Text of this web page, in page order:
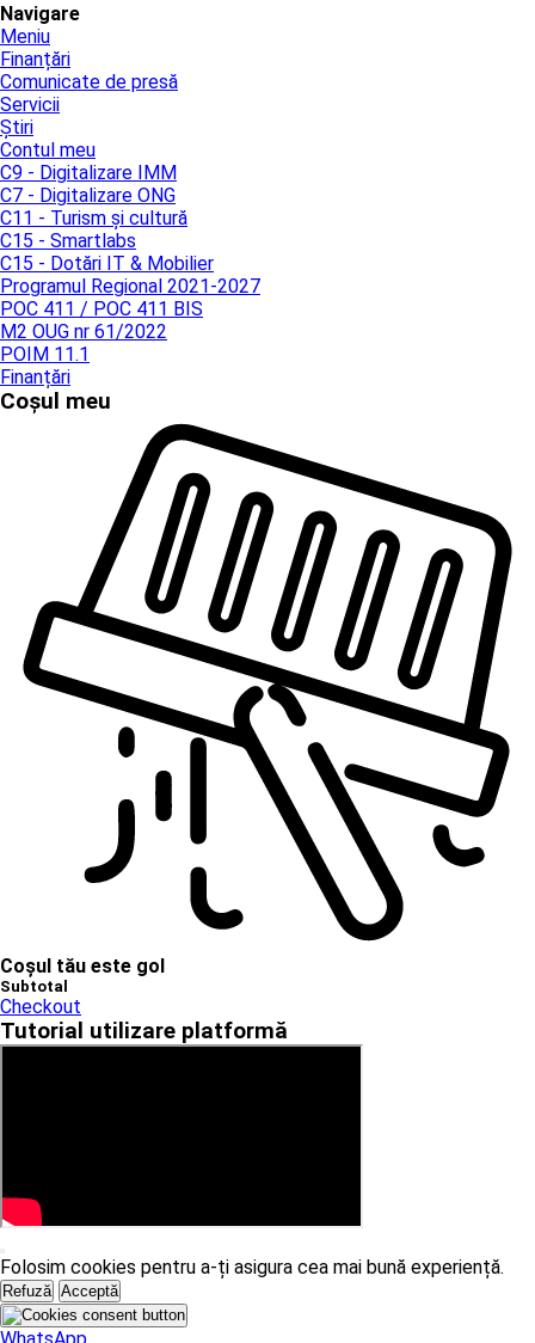
Navigare
Meniu
Finanțări
Comunicate de presă
Servicii
Știri
Contul meu
C9 - Digitalizare IMM
C7 - Digitalizare ONG
C11 - Turism și cultură
C15 - Smartlabs
C15 - Dotări IT & Mobilier
Programul Regional 2021-2027
POC 411 / POC 411 BIS
M2 OUG nr 61/2022
POIM 11.1
Finanțări
Coșul meu
Coșul tău este gol
Subtotal
Checkout
Tutorial utilizare platformă
Folosim cookies pentru a-ți asigura cea mai bună experiență.
Refuză Acceptă